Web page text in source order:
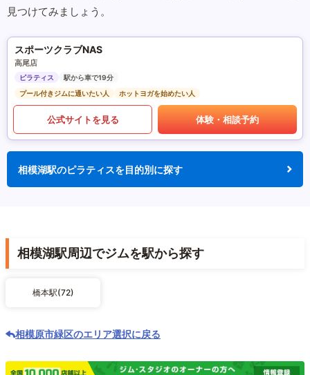
見つけてみましょう。
スポーツクラブNAS
高尾店
ピラティス
駅から車で19分
プール付きジムに通いたい人
ホットヨガを始めたい人
公式サイトを見る 体験・相談予約
相模湖駅のピラティスを目的別に探す
相模湖駅周辺でジムを駅から探す
橋本駅(72)
相模原市緑区のエリア選択に戻る